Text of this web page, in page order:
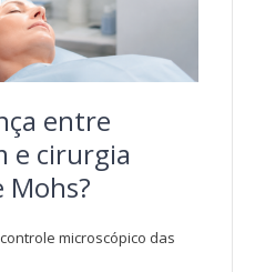
entre
e cirurgia
Mohs?
microscópico das